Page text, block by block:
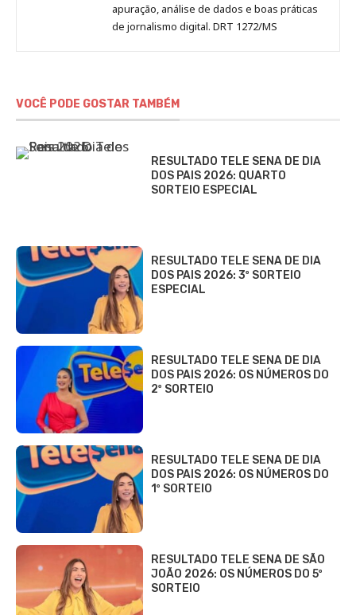
apuração, análise de dados e boas práticas
de jornalismo digital. DRT 1272/MS
VOCÊ PODE GOSTAR TAMBÉM
RESULTADO TELE SENA DE DIA
DOS PAIS 2026: QUARTO
SORTEIO ESPECIAL
RESULTADO TELE SENA DE DIA
DOS PAIS 2026: 3º SORTEIO
ESPECIAL
RESULTADO TELE SENA DE DIA
DOS PAIS 2026: OS NÚMEROS DO
2º SORTEIO
RESULTADO TELE SENA DE DIA
DOS PAIS 2026: OS NÚMEROS DO
1º SORTEIO
RESULTADO TELE SENA DE SÃO
JOÃO 2026: OS NÚMEROS DO 5º
SORTEIO